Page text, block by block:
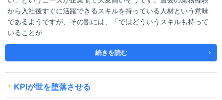
から入社後すぐに活躍できるスキルを持っている人材という意味
であるようですが、その割には、「ではどういうスキルも持って
いることが
続きを読む
KPIが世を堕落させる